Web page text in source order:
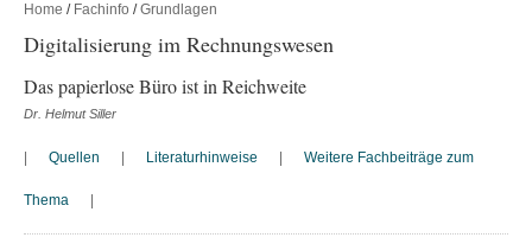
Home / Fachinfo /Grundlagen
Digitalisierung im Rechnungswesen
Das papierlose Büro ist in Reichweite
Dr. Helmut Siller
Quellen Literaturhinweise Weitere Fachbeiträge zum
Thema